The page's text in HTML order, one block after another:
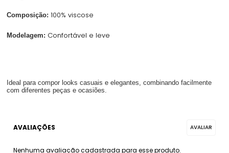
Composição: 100% viscose
Modelagem: Confortável e leve
Ideal para compor looks casuais e elegantes, combinando facilmente
com diferentes peças e ocasiões.
Nenhuma avaliação cadastrada para esse produto.